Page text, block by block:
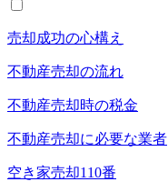
売却成功の心構え
不動産売却の流れ
不動産売却時の税金
不動産売却に必要な業者
空き家売却110番